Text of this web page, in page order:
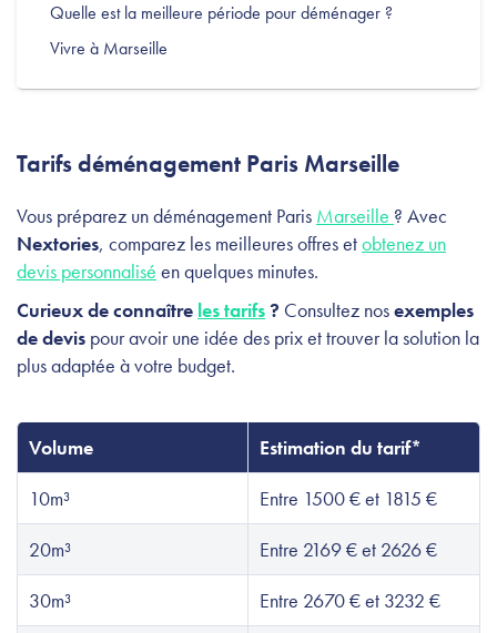
Quelle est la meilleure période pour déménager ?
Vivre à Marseille
Tarifs déménagement Paris Marseille
Vous préparez un déménagement Paris Marseille ? Avec
Nextories, comparez les meilleures offres etobtenez un
devis personnalisé en quelques minutes.
Curieux de connaître les tarifs? Consultez nosexemples
de devis pour avoir une idée des prix et trouver la solution la
plus adaptée à votre budget.
Volume
Estimation du tarif*
10m³
Entre 1500 € et 1815 €
20m³
Entre 2169 € et 2626 €
30m³
Entre 2670 € et 3232 €